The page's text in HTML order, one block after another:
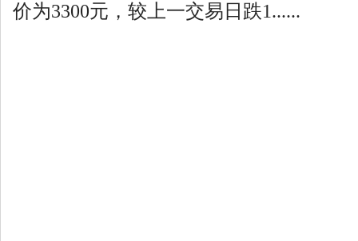
价为3300元，较上一交易日跌1......